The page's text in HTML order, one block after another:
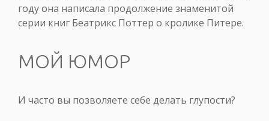
году она написала продолжение знаменитой
серии книг Беатрикс Поттер о кролике Питере.
МОЙ ЮМОР
И часто вы позволяете себе делать глупости?